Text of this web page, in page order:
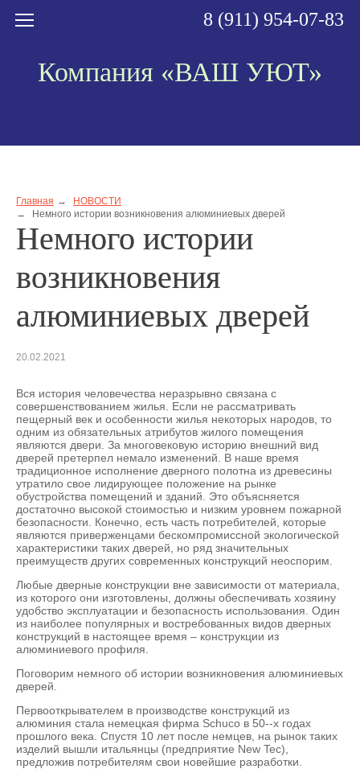
Компания «ВАШ УЮТ»
8 (911) 954-07-83
Главная
НОВОСТИ
Немного истории возникновения алюминиевых дверей
Немного истории
возникновения
алюминиевых дверей
20.02.2021
Вся история человечества неразрывно связана с
совершенствованием жилья. Если не рассматривать
пещерный век и особенности жилья некоторых народов, то
одним из обязательных атрибутов жилого помещения
являются двери. За многовековую историю внешний вид
дверей претерпел немало изменений. В наше время
традиционное исполнение дверного полотна из древесины
утратило свое лидирующее положение на рынке
обустройства помещений и зданий. Это объясняется
достаточно высокой стоимостью и низким уровнем пожарной
безопасности. Конечно, есть часть потребителей, которые
являются приверженцами бескомпромиссной экологической
характеристики таких дверей, но ряд значительных
преимуществ других современных конструкций неоспорим.
Любые дверные конструкции вне зависимости от материала,
из которого они изготовлены, должны обеспечивать хозяину
удобство эксплуатации и безопасность использования. Один
из наиболее популярных и востребованных видов дверных
конструкций в настоящее время – конструкции из
алюминиевого профиля.
Поговорим немного об истории возникновения алюминиевых
дверей.
Первооткрывателем в производстве конструкций из
алюминия стала немецкая фирма Schuco в 50--х годах
прошлого века. Спустя 10 лет после немцев, на рынок таких
изделий вышли итальянцы (предприятие New Tec),
предложив потребителям свои новейшие разработки.